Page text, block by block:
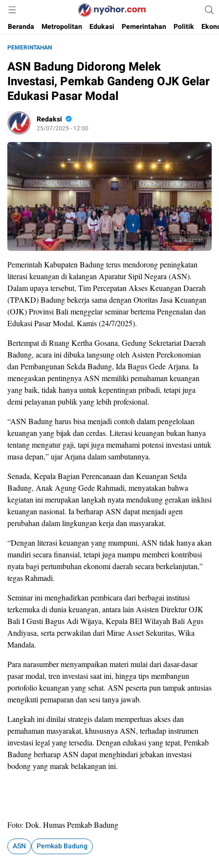
Nyohor.com
Media Informasi Ternyohor
Beranda
Metropolitan Edukasi Pemerintahan Politik
PEMERINTAHAN
ASN Badung Didorong Melek
Investasi, Pemkab Gandeng OJK Gelar
Edukasi Pasar Modal
Redaksi
25/07/2025 - 12:00
Perbesar
Pemerintah Kabupaten Badung terus mendorong peningkatan
literasi keuangan di kalangan Aparatur Sipil Negara (ASN).
Dalam upaya tersebut, Tim Percepatan Akses Keuangan Daerah
(TPAKD) Badung bekerja sama dengan Otoritas Jasa Keuangan
(OJK) Provinsi Bali menggelar seminar bertema Pengenalan dan
Edukasi Pasar Modal, Kamis (24/7/2025).
Bertempat di Ruang Kertha Gosana, Gedung Sekretariat Daerah
Badung, acara ini dibuka langsung oleh Asisten Perekonomian
dan Pembangunan Sekda Badung, Ida Bagus Gede Arjana. Ia
menegaskan pentingnya ASN memiliki pemahaman keuangan
yang baik, tidak hanya untuk kepentingan pribadi, tetapi juga
demi pelayanan publik yang lebih profesional.
“ASN Badung harus bisa menjadi contoh dalam pengelolaan
keuangan yang bijak dan cerdas. Literasi keuangan bukan hanya
tentang mengatur gaji, tapi juga memahami potensi investasi untuk
masa depan,” ujar Arjana dalam sambutannya.
Senada, Kepala Bagian Perencanaan dan Keuangan Setda
Badung, Anak Agung Gede Rahmadi, menyatakan bahwa
kegiatan ini merupakan langkah nyata mendukung gerakan inklusi
keuangan nasional. Ia berharap ASN dapat menjadi agen
perubahan dalam lingkungan kerja dan masyarakat.
“Dengan literasi keuangan yang mumpuni, ASN tidak hanya akan
mandiri secara finansial, tetapi juga mampu memberi kontribusi
nyata bagi pertumbuhan ekonomi daerah secara berkelanjutan,”
tegas Rahmadi.
Seminar ini menghadirkan pembicara dari berbagai institusi
terkemuka di dunia keuangan, antara lain Asisten Direktur OJK
Bali I Gusti Bagus Adi Wijaya, Kepala BEI Wilayah Bali Agus
Andiyasa, serta perwakilan dari Mirae Asset Sekuritas, Wika
Mandala.
Para narasumber menyampaikan materi mulai dari dasar-dasar
pasar modal, tren investasi saat ini, hingga tips membangun
portofolio keuangan yang sehat. ASN peserta pun tampak antusias
mengikuti pemaparan dan sesi tanya jawab.
Langkah ini dinilai strategis dalam memperluas akses dan
pemahaman masyarakat, khususnya ASN, terhadap instrumen
investasi legal yang tersedia. Dengan edukasi yang tepat, Pemkab
Badung berharap ASN dapat menghindari jebakan investasi
bodong yang marak belakangan ini.
Foto: Dok. Humas Pemkab Badung
ASN Pemkab Badung